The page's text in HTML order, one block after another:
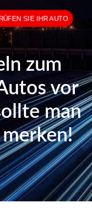
SIE IHR AUTO
zum
vor
man